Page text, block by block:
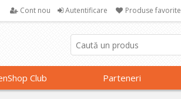
Cont nou Autentificare Produse favorite
Club Parteneri